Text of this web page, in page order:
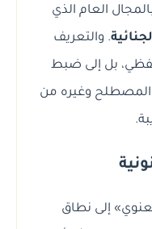
العام الذي
. والتعريف
بل إلى ضبط
المصطلح وغيره من
إلى نطاق